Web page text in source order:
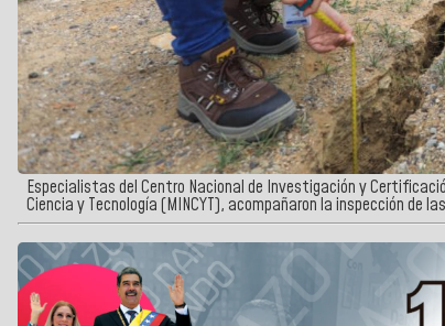
Especialistas del Centro Nacional de Investigación y
Ciencia y Tecnología (MINCYT), acompañaron la inspección de